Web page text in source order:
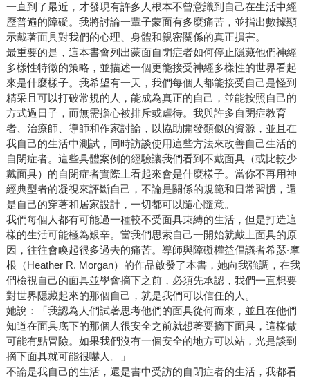
一直到了最近，才發現有許多人根本不曾意識到自己在生活中經
歷普遍的障礙。我將討論一輩子蒙面有多麼痛苦，並指出數據顯
示戴著面具對我們的心理、身體和親密關係的真正損害。
最重要的是，這本書會列出蒙面自閉症者如何停止隱藏他們神經
多樣性特徵的策略，並描述一個更能接受神經多樣性的世界看起
來是什麼樣子。我希望有一天，我們每個人都能接受自己是怪到
精采且可以打破常規的人，能成為真正的自己，並能按照自己的
方式過日子，而無需擔心被排斥或虐待。我與許多自閉症教育
者、治療師、導師和作家討論，以協助開發類似的資源，並且在
我自己的生活中測試，同時訪談使用這些方法來改善自己生活的
自閉症者。這些具體案例的經驗讓我們看到不戴面具（或比較少
戴面具）的自閉症者實際上看起來會是什麼樣子。當你不再用神
經典型者的凝視來評斷自己，不論是關係的規範和日常習慣，還
是自己的穿著和居家設計，一切都可以隨心隨意。
我們每個人都有可能過一種較不受面具束縛的生活，但是打造這
樣的生活可能極為艱辛。當我們思索自己一開始就戴上面具的原
因，往往會喚起很多過去的痛苦。導師與障礙權益倡議者希瑟‧摩
根（Heather R. Morgan）的作品啟發了本書，她向我強調，在我
們檢視自己的面具並學會摘下之前，必須先承認，我們一直想要
對世界隱藏起來的那個自己，就是我們可以信任的人。
她說：「我認為人們試著思考他們的面具從何而來，並且在他們
知道在面具底下的那個人很安全之前就想著要摘下面具，這樣做
可能有點冒險。如果我們沒有一個安全的地方可以站，光是談到
摘下面具就可能很嚇人。」
不論是我自己的生活，還是書中受訪的自閉症者的生活，我都看